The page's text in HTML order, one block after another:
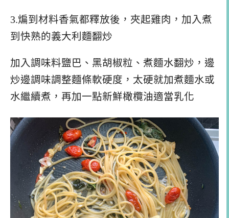
3.煸到材料香氣都釋放後，夾起雞肉，加入煮
到快熟的義大利麵翻炒
加入調味料鹽巴、黑胡椒粒、煮麵水翻炒，邊
炒邊調味調整麵條軟硬度，太硬就加煮麵水或
水繼續煮，再加一點新鮮橄欖油適當乳化